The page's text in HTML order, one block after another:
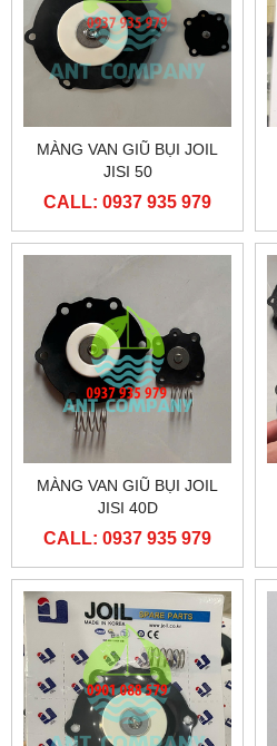
MÀNG VAN GIŨ BỤI JOIL
JISI 50
CALL: 0937 935 979
MÀNG VAN GIŨ BỤI JOIL
JISI 40D
CALL: 0937 935 979